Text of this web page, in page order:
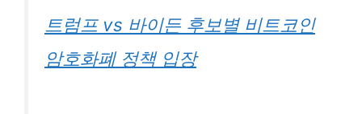
트럼프 vs 바이든 후보별 비트코인
암호화폐 정책 입장